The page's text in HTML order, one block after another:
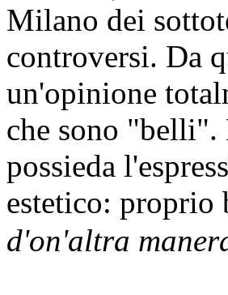
Milano dei
controversi. Da
un'opinione
che sono "belli".
possieda
estetico: proprio
d'on'altra